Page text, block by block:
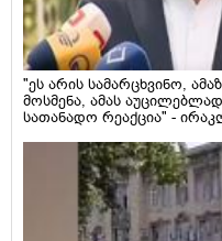
"ეს არის სამარცხვინო,
მოსმენა, ამას
სათანადო რეაქცია" -